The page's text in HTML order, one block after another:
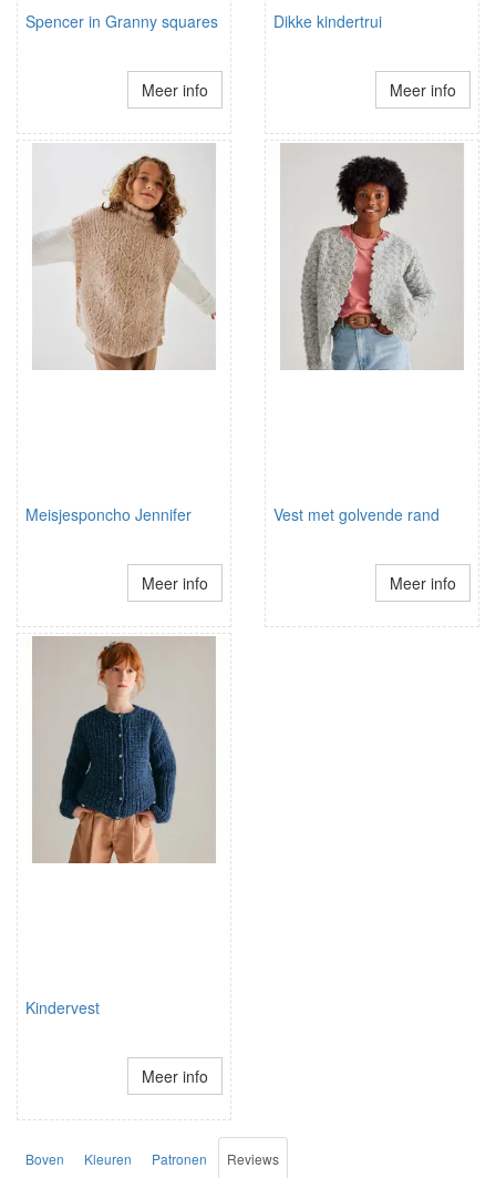
Spencer in Granny squares
Meer info
Dikke kindertrui
Meer info
Meisjesponcho Jennifer
Meer info
Vest met golvende rand
Meer info
Kindervest
Meer info
Boven Kleuren Patronen Reviews